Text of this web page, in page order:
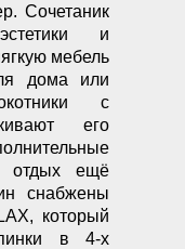
Сочетаник
и
мебель
дома или
с
его
отдых ещё
снабжены
который
в 4-х